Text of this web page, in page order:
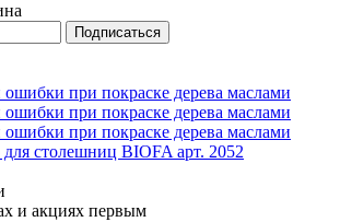
при покраске дерева маслами
при покраске дерева маслами
при покраске дерева маслами
столешниц BIOFA арт. 2052
и акциях первым